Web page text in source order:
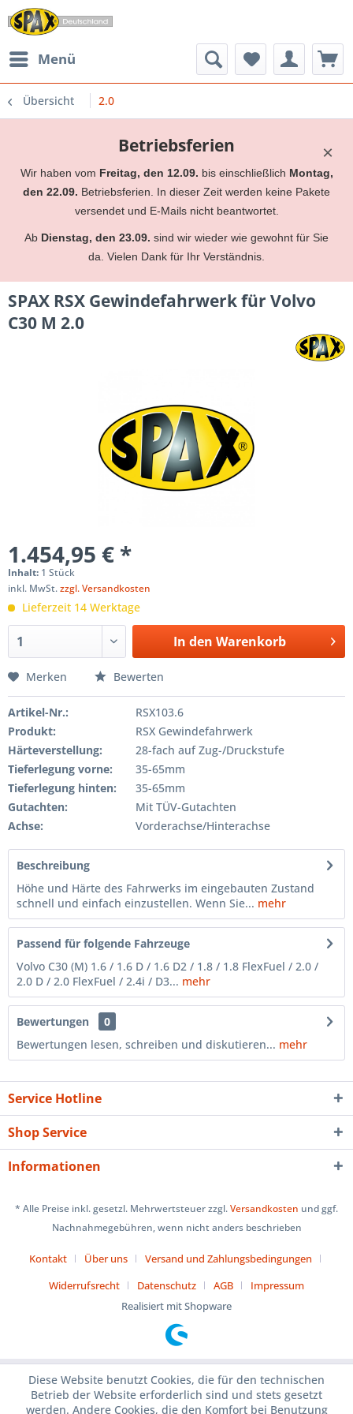
Menü
Übersicht 2.0
×
Betriebsferien
Wir haben vom Freitag, den 12.09. bis einschließlich Montag,
den 22.09. Betriebsferien. In dieser Zeit werden keine Pakete
versendet und E-Mails nicht beantwortet.
Ab Dienstag, den 23.09. sind wir wieder wie gewohnt für Sie
da. Vielen Dank für Ihr Verständnis.
SPAX RSX Gewindefahrwerk für Volvo
C30 M 2.0
1.454,95 € *
Inhalt: 1 Stück
inkl. MwSt.zzgl. Versandkosten
Lieferzeit 14 Werktage
In den Warenkorb
Merken Bewerten
Artikel-Nr.:
RSX103.6
Produkt:
RSX Gewindefahrwerk
Härteverstellung:
28-fach auf Zug-/Druckstufe
Tieferlegung vorne:
35-65mm
Tieferlegung hinten:
35-65mm
Gutachten:
Mit TÜV-Gutachten
Achse:
Vorderachse/Hinterachse
Beschreibung
Höhe und Härte des Fahrwerks im eingebauten Zustand
schnell und einfach einzustellen. Wenn Sie... mehr
Passend für folgende Fahrzeuge
Volvo C30 (M) 1.6 / 1.6 D / 1.6 D2 / 1.8 / 1.8 FlexFuel / 2.0 /
2.0 D / 2.0 FlexFuel / 2.4i / D3... mehr
Bewertungen
0
Bewertungen lesen, schreiben und diskutieren... mehr
Service Hotline
Shop Service
Informationen
* Alle Preise inkl. gesetzl. Mehrwertsteuer zzgl.Versandkosten und ggf.
Nachnahmegebühren, wenn nicht anders beschrieben
Kontakt Über uns
Versand und Zahlungsbedingungen
Widerrufsrecht
Datenschutz AGB
Impressum
Realisiert mit Shopware
Diese Website benutzt Cookies, die für den technischen
Betrieb der Website erforderlich sind und stets gesetzt
werden. Andere Cookies, die den Komfort bei Benutzung